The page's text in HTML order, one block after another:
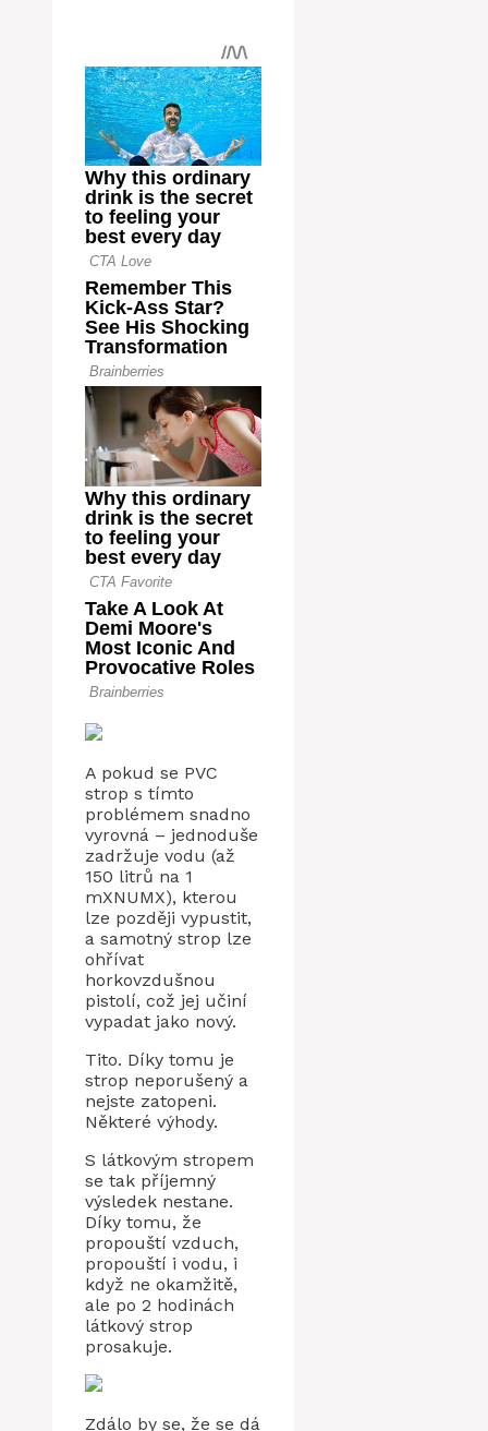
A pokud se PVC
strop s tímto
problémem snadno
vyrovná – jednoduše
zadržuje vodu (až
150 litrů na 1
mXNUMX), kterou
lze později vypustit,
a samotný strop lze
ohřívat
horkovzdušnou
pistolí, což jej učiní
vypadat jako nový.
Tito. Díky tomu je
strop neporušený a
nejste zatopeni.
Některé výhody.
S látkovým stropem
se tak příjemný
výsledek nestane.
Díky tomu, že
propouští vzduch,
propouští i vodu, i
když ne okamžitě,
ale po 2 hodinách
látkový strop
prosakuje.
Zdálo by se, že se dá